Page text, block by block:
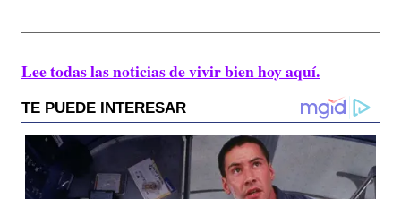
Lee todas las noticias de vivir bien hoy aquí.